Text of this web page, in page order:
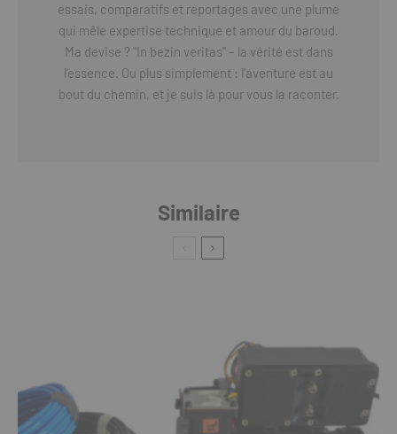
essais, comparatifs et reportages avec une plume
qui mêle expertise technique et amour du baroud.
Ma devise ? "In bezin veritas" – la vérité est dans
l'essence. Ou plus simplement : l'aventure est au
bout du chemin, et je suis là pour vous la raconter.
Similaire